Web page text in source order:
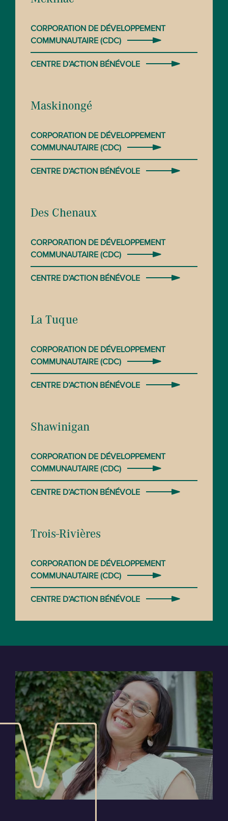
CORPORATION DE DÉVELOPPEMENT
COMMUNAUTAIRE (CDC)
CENTRE D’ACTION BÉNÉVOLE
Maskinongé
CORPORATION DE DÉVELOPPEMENT
COMMUNAUTAIRE (CDC)
CENTRE D’ACTION BÉNÉVOLE
Des Chenaux
CORPORATION DE DÉVELOPPEMENT
COMMUNAUTAIRE (CDC)
CENTRE D’ACTION BÉNÉVOLE
La Tuque
CORPORATION DE DÉVELOPPEMENT
COMMUNAUTAIRE (CDC)
CENTRE D’ACTION BÉNÉVOLE
Shawinigan
CORPORATION DE DÉVELOPPEMENT
COMMUNAUTAIRE (CDC)
CENTRE D’ACTION BÉNÉVOLE
Trois-Rivières
CORPORATION DE DÉVELOPPEMENT
COMMUNAUTAIRE (CDC)
CENTRE D’ACTION BÉNÉVOLE